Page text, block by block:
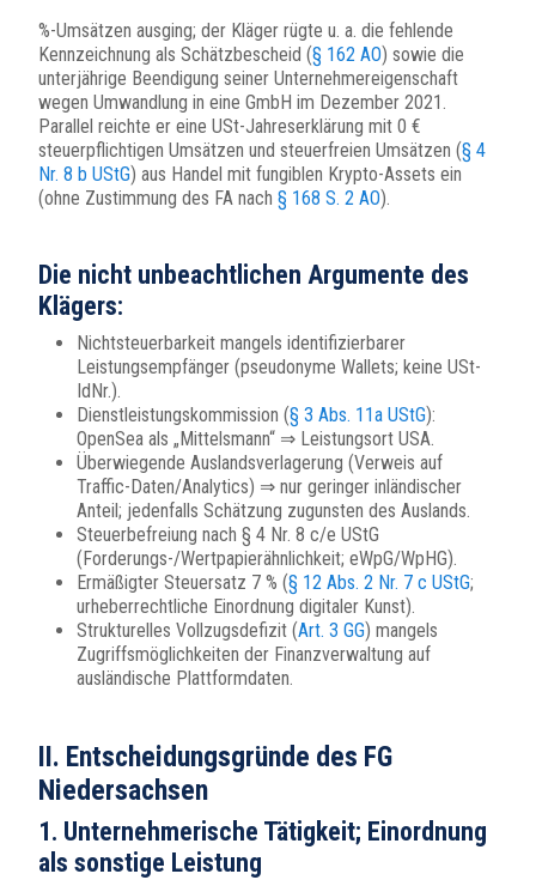
%-Umsätzen ausging; der Kläger rügte u. a. die fehlende
Kennzeichnung als Schätzbescheid (§ 162 AO) sowie die
unterjährige Beendigung seiner Unternehmereigenschaft
wegen Umwandlung in eine GmbH im Dezember 2021.
Parallel reichte er eine USt-Jahreserklärung mit 0 €
steuerpflichtigen Umsätzen und steuerfreien Umsätzen (§ 4
Nr. 8 b UStG) aus Handel mit fungiblen Krypto-Assets ein
(ohne Zustimmung des FA nach § 168 S. 2 AO).
Die nicht unbeachtlichen Argumente des
Klägers:
Nichtsteuerbarkeit mangels identifizierbarer
Leistungsempfänger (pseudonyme Wallets; keine USt-
IdNr.).
Dienstleistungskommission (§ 3 Abs. 11a UStG):
OpenSea als „Mittelsmann“ ⇒ Leistungsort USA.
Überwiegende Auslandsverlagerung (Verweis auf
Traffic-Daten/Analytics) ⇒ nur geringer inländischer
Anteil; jedenfalls Schätzung zugunsten des Auslands.
Steuerbefreiung nach § 4 Nr. 8 c/e UStG
(Forderungs-/Wertpapierähnlichkeit; eWpG/WpHG).
Ermäßigter Steuersatz 7 % (§ 12 Abs. 2 Nr. 7 c UStG;
urheberrechtliche Einordnung digitaler Kunst).
Strukturelles Vollzugsdefizit (Art. 3 GG) mangels
Zugriffsmöglichkeiten der Finanzverwaltung auf
ausländische Plattformdaten.
II. Entscheidungsgründe des FG
Niedersachsen
1. Unternehmerische Tätigkeit; Einordnung
als sonstige Leistung